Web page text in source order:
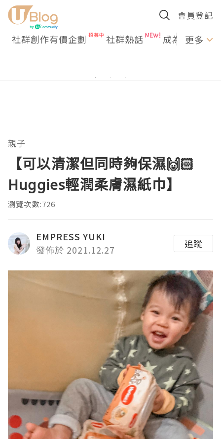
會員登記
社群創作有價企劃 社群熱話 成為U更多
親子
【可以清潔但同時夠保濕🙌🏻
Huggies輕潤柔膚濕紙巾】
瀏覽次數:726
EMPRESS YUKI
發佈於 2021.12.27
追蹤